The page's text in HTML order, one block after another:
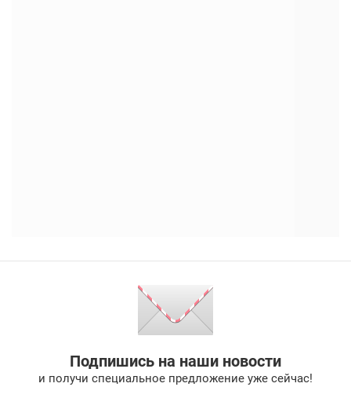
Подпишись на наши новости
и получи специальное предложение уже сейчас!